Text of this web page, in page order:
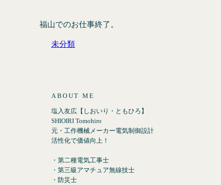
福山でのお仕事終了。
未分類
ABOUT ME
塩入友広【しおいり・ともひろ】
SHIOIRI Tomohiro
元・工作機械メーカー電気制御設計
活性化で価値向上！
・第二種電気工事士
・第三級アマチュア無線技士
・防災士